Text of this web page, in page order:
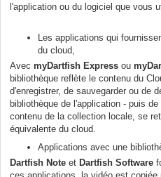
l'application ou du logiciel que vous
Les applications qui
du cloud,
Avec myDartfish Express ou
bibliothèque reflète le contenu du
d'enregistrer, de sauvegarder ou de
bibliothèque de l'application - puis
contenu de la collection locale, se
équivalente du cloud.
Applications avec une
Dartfish Note et Dartfish Software